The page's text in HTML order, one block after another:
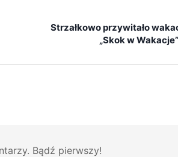
Strzałkowo przywitało
„Skok w
Bądź pierwszy!